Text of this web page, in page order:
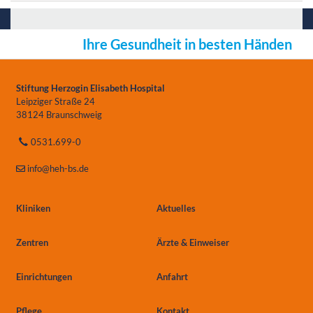
Ihre Gesundheit in besten Händen
Stiftung Herzogin Elisabeth Hospital
Leipziger Straße 24
38124 Braunschweig
0531.699-0
info@heh-bs.de
Kliniken Aktuelles
Zentren Ärzte & Einweiser
Einrichtungen Anfahrt